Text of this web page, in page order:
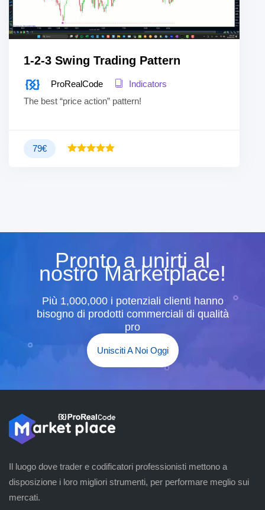
1-2-3 Swing Trading Pattern
ProRealCode
Indicators
The best “price action” pattern!
79€
Pronto a unirti al
nostro Marketplace!
Più 1,000,000 i potenziali clienti hanno
bisogno di prodotti commerciali di qualità
pro
Unisciti A Noi Oggi
Il luogo dove trader e codificatori professionisti mettono a
disposizione i loro migliori strumenti, per performare meglio sui
mercati.